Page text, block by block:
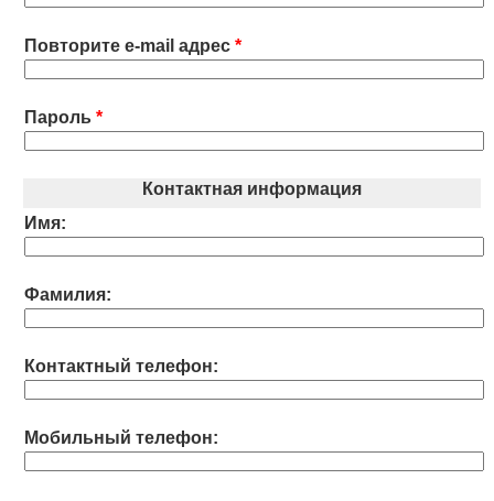
Повторите e-mail адрес *
Пароль *
Контактная информация
Имя:
Фамилия:
Контактный телефон:
Мобильный телефон: